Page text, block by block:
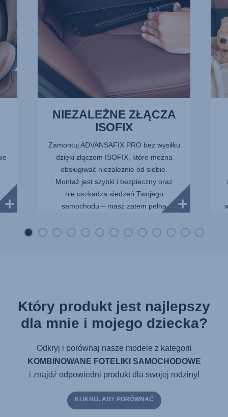
NIEZALEŻNE ZŁĄCZA
ISOFIX
Zamontuj ADVANSAFIX PRO bez wysiłku
dzięki złączom ISOFIX, które można
obsługiwać niezależnie od siebie.
Montaż jest szybki i bezpieczny oraz
nie uszkadza siedzeń Twojego
samochodu – masz zatem pełną
Który produkt jest najlepszy
dla mnie i mojego dziecka?
Odkryj i porównaj nasze modele z kategorii
KOMBINOWANE FOTELIKI SAMOCHODOWE
i znajdź odpowiedni produkt dla swojej rodziny!
KLIKNIJ, ABY PORÓWNAĆ